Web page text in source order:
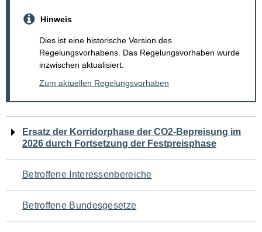
Hinweis
Dies ist eine historische Version des
Regelungsvorhabens. Das Regelungsvorhaben wurde
inzwischen aktualisiert.
Zum aktuellen Regelungsvorhaben
Navigation
für
den
Seiteninhalt
Ersatz der Korridorphase der CO2-Bepreisung im
2026 durch Fortsetzung der Festpreisphase
Betroffene Interessenbereiche
Betroffene Bundesgesetze